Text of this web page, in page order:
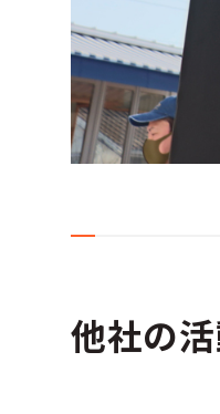
他社の